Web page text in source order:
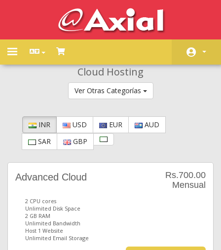
Toggle
Preguntas Frecuentes -
Estado de la Red
Contáctenos
Cloud Hosting
Ver Otras Categorías
INR USD EUR
AUD
SAR
GBP
Rs.700.00
Mensual
Advanced Cloud
2 CPU cores
Unlimited Disk Space
2 GB RAM
Unlimited Bandwidth
Host 1 Website
Unlimited Email Storage